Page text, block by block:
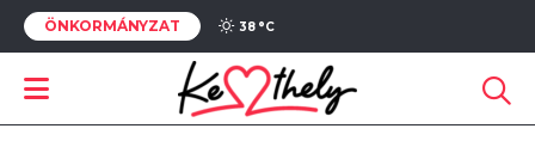
ÖNKORMÁNYZAT 38 °C